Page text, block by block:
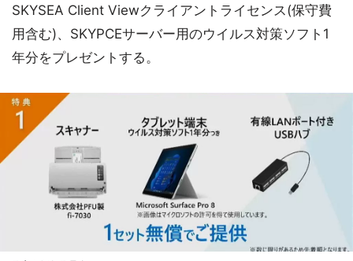
SKYSEA Client Viewクライアントライセンス(保守費
用含む)、SKYPCEサーバー用のウイルス対策ソフト1
年分をプレゼントする。